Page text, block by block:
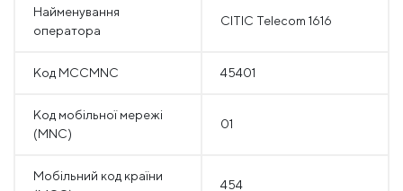
Найменування
оператора
CITIC Telecom 1616
Код MCCMNC 45401
Код мобільної мережі
(MNC)
01
Мобільний код країни
454